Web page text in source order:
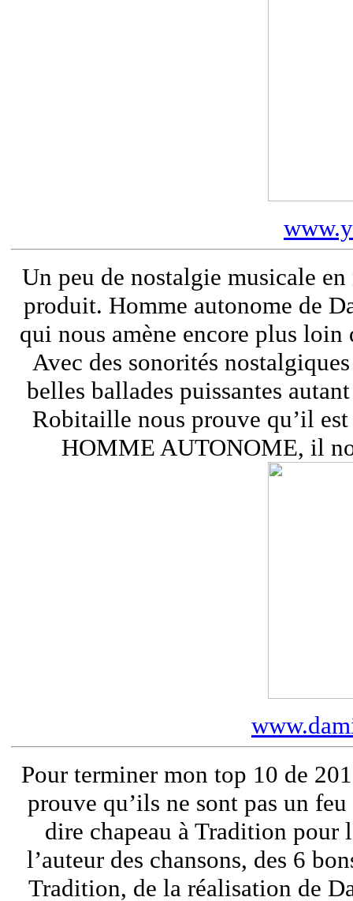
Un peu de nostalgie musicale
produit. Homme autonome de
qui nous amène encore plus
Avec des sonorités
belles ballades puissantes
Robitaille nous prouve qu’il
HOMME AUTONOME, il
Pour terminer mon top 10 de
prouve qu’ils ne sont pas un
dire chapeau à Tradition pour
l’auteur des chansons, des 6
Tradition, de la réalisation de